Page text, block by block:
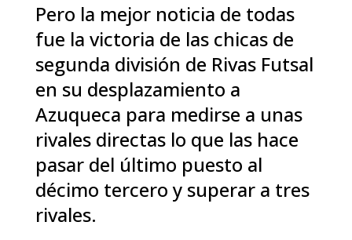
Pero la mejor noticia de todas
fue la victoria de las chicas de
segunda división de Rivas Futsal
en su desplazamiento a
Azuqueca para medirse a unas
rivales directas lo que las hace
pasar del último puesto al
décimo tercero y superar a tres
rivales.